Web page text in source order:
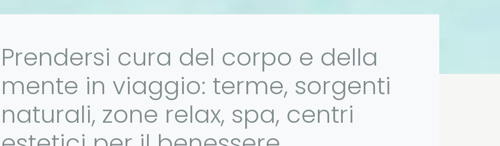
Prendersi cura del corpo e della
mente in viaggio: terme, sorgenti
naturali, zone relax, spa, centri